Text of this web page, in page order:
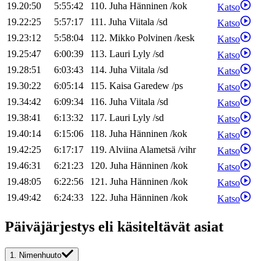
19.20:50
5:55:42 110. Juha Hänninen /kok
Katso
19.22:25
5:57:17 111. Juha Viitala /sd
Katso
19.23:12
5:58:04 112. Mikko Polvinen /kesk
Katso
19.25:47
6:00:39 113. Lauri Lyly /sd
Katso
19.28:51
6:03:43 114. Juha Viitala /sd
Katso
19.30:22
6:05:14 115. Kaisa Garedew /ps
Katso
19.34:42
6:09:34 116. Juha Viitala /sd
Katso
19.38:41
6:13:32 117. Lauri Lyly /sd
Katso
19.40:14
6:15:06 118. Juha Hänninen /kok
Katso
19.42:25
6:17:17 119. AlviinaAlametsä /vihr
Katso
19.46:31
6:21:23 120. Juha Hänninen /kok
Katso
19.48:05
6:22:56 121. Juha Hänninen /kok
Katso
19.49:42
6:24:33 122. Juha Hänninen /kok Katso
Päiväjärjestys eli käsiteltävät asiat
1. Nimenhuuto